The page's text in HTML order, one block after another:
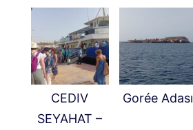
CEDIV
SEYAHAT –
Gorée Adası